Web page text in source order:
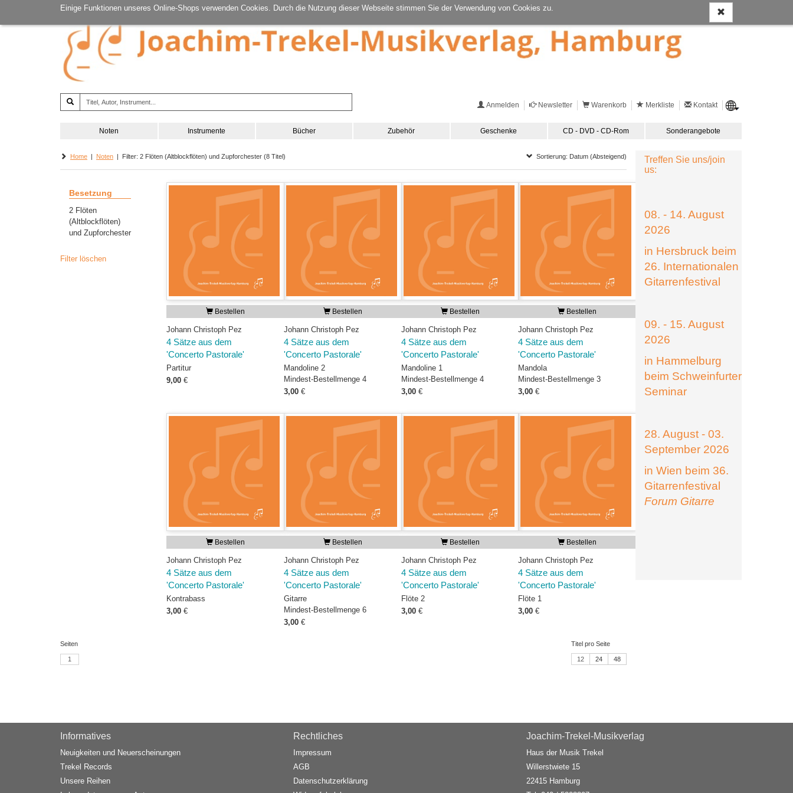
Einige Funktionen unseres Online-Shops verwenden Cookies. Durch die Nutzung dieser Webseite stimmen Sie der Verwendung von Cookies zu.
Anmelden Newsletter Warenkorb Merkliste Kontakt
Noten Instrumente Bücher Zubehör Geschenke CD - DVD - CD-Rom Sonderangebote
Home | Noten | Filter: 2 Flöten (Altblockflöten) und Zupforchester (8 Titel) Sortierung: Datum (Absteigend)
Besetzung
2 Flöten
(Altblockflöten)
und Zupforchester
Filter löschen
Bestellen
Johann Christoph Pez
4 Sätze aus dem
'Concerto Pastorale'
Partitur
9,00 €
Bestellen
Johann Christoph Pez
4 Sätze aus dem
'Concerto Pastorale'
Mandoline 2
Mindest-Bestellmenge 4
3,00 €
Bestellen
Johann Christoph Pez
4 Sätze aus dem
'Concerto Pastorale'
Mandoline 1
Mindest-Bestellmenge 4
3,00 €
Bestellen
Johann Christoph Pez
4 Sätze aus dem
'Concerto Pastorale'
Mandola
Mindest-Bestellmenge 3
3,00€
Bestellen
Johann Christoph Pez
4 Sätze aus dem
'Concerto Pastorale'
Kontrabass
3,00 €
Bestellen
Johann Christoph Pez
4 Sätze aus dem
'Concerto Pastorale'
Gitarre
Mindest-Bestellmenge 6
3,00 €
Bestellen
Johann Christoph Pez
4 Sätze aus dem
'Concerto Pastorale'
Flöte 2
3,00 €
Bestellen
Johann Christoph Pez
4 Sätze aus dem
'Concerto Pastorale'
Flöte 1
3,00€
Seiten
1
Titel pro Seite
12 24 48
Treffen Sie uns/join
us:
08. - 14. August
2026
in Hersbruck beim
26. Internationalen
Gitarrenfestival
09. - 15. August
2026
in Hammelburg
beim Schweinfurter
Seminar
28. August - 03.
September 2026
in Wien beim 36.
Gitarrenfestival
Forum Gitarre
Informatives
Neuigkeiten und Neuerscheinungen
Trekel Records
Unsere Reihen
Rechtliches
Impressum
AGB
Datenschutzerklärung
Joachim-Trekel-Musikverlag
Haus der Musik Trekel
Willerstwiete 15
22415 Hamburg